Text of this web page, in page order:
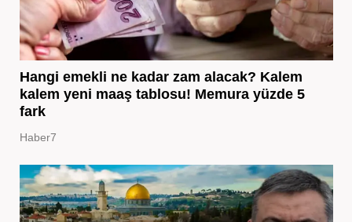
Hangi emekli ne kadar zam alacak? Kalem
kalem yeni maaş tablosu! Memura yüzde 5
fark
Haber7